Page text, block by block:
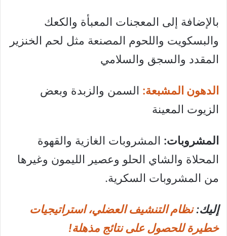
بالإضافة إلى المعجنات المعبأة والكعك
والبسكويت واللحوم المصنعة مثل لحم الخنزير
المقدد والسجق والسلامي
الدهون المشبعة: السمن والزبدة وبعض
الزيوت المعينة
المشروبات: المشروبات الغازية والقهوة
المحلاة والشاي الحلو وعصير الليمون وغيرها
من المشروبات السكرية.
إليك: نظام التنشيف العضلي، استراتيجيات
خطيرة للحصول على نتائج مذهلة!